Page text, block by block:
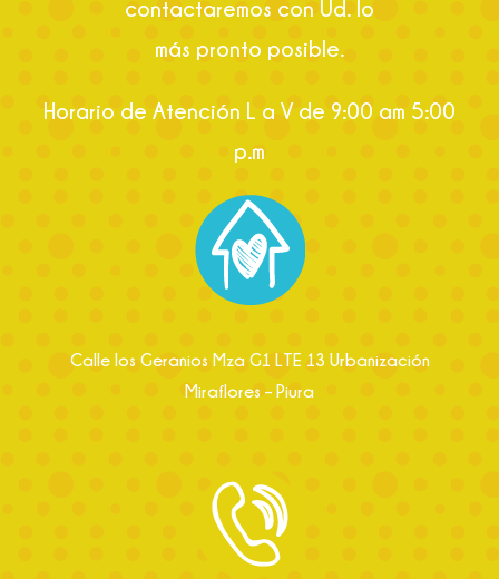
contactaremos con Ud. lo
más pronto posible.
Horario de Atención L a V de 9:00 am 5:00
p.m
Calle los Geranios Mza G1 LTE 13 Urbanización
Miraflores – Piura